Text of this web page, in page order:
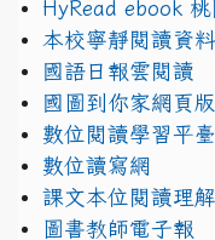
HyRead ebook
本校寧靜閱讀資料
國語日報雲閱讀
國圖到你家網頁版
數位閱讀學習平臺
數位讀寫網
課文本位閱讀理
圖書教師電子報